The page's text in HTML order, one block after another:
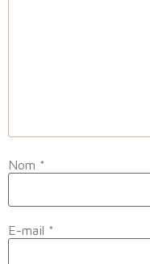
Nom *
E-mail *